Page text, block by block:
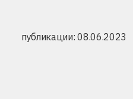
публикации: 08.06.2023